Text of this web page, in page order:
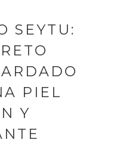
SEYTU:
PIEL
Y